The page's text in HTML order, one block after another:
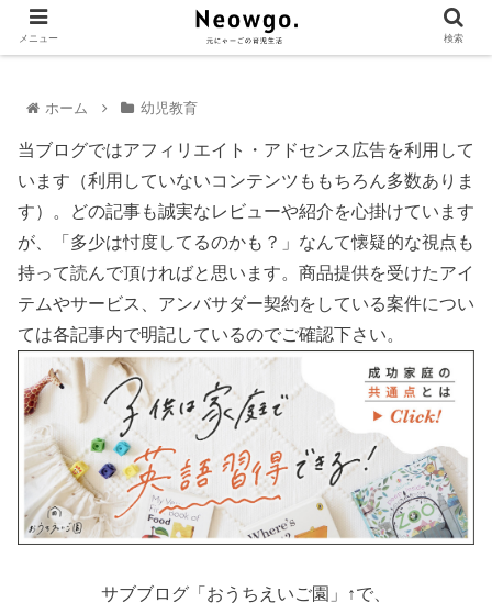
ホーム 幼児教育
当ブログではアフィリエイト・アドセンス広告を利用して
います（利用していないコンテンツももちろん多数ありま
す）。どの記事も誠実なレビューや紹介を心掛けています
が、「多少は忖度してるのかも？」なんて懐疑的な視点も
持って読んで頂ければと思います。商品提供を受けたアイ
テムやサービス、アンバサダー契約をしている案件につい
ては各記事内で明記しているのでご確認下さい。
サブブログ「おうちえいご園」↑で、
メニュー 検索